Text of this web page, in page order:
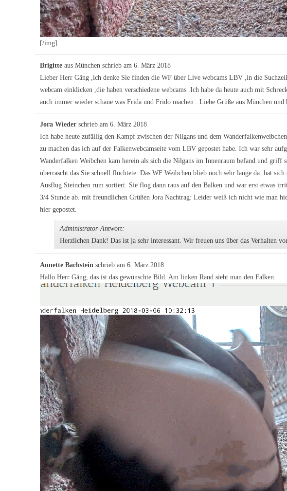
[/img]
Brigitte aus München schrieb am 6. März 2018
Lieber Herr Gäng ,ich denke Sie finden die WF über Live webcams LBV ,in die
webcam einklicken ,die haben verschiedene webcams .Ich habe da heute auch mit
auch immer wieder schaue was Frida und Frido machen . Liebe Grüße aus München
Jora Wieder schrieb am 6. März 2018
Ich habe heute zufällig den Kampf zwischen der Nilgans und dem
zu machen das ich auf der Falkenwebcamseite vom LBV gepostet habe. Ich war sehr
Wanderfalken Weibchen kam herein als sich die Nilgans im Innenraum befand und griff
überrascht das Sie schnell flüchtete. Das WF Weibchen blieb noch sehr lange da. hat
Ausflug Steinchen rum sortiert. Sie flog dann raus auf den Balken und war erst etwas
3/4 Stunde ab. mit freundlichen Grüßen Jora Nachtrag: Leider weiß ich nicht wie man
hier gepostet.
Administrator-Antwort:
Herzlichen Dank! Das ist ja sehr interessant. Wir freuen uns über das Verhalten
Annette Bachstein schrieb am 6. März 2018
Hallo Herr Gäng, das ist das gewünschte Bild. Am linken Rand sieht man den Falken.